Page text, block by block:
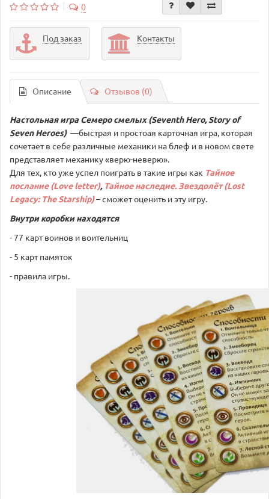
0
Под заказ Контакты
Описание Отзывов (0)
Настольная игра Семеро смелых (Seventh Hero,Story of
Seven Heroes) —быстрая и простоая карточная игра, которая
сочетает в себе различные механики на блеф и в новом свете
представляет механику «верю-неверю».
Для тех, кто уже успел поиграть в такие игры как Тайное
послание (Love letter), Тайное наследие. Звездолёт (Lost
Legacy: The Starship)– сможет оценить и эту игру.
Внутри коробки находятся
- 77 карт воинов и воительниц
- 5 карт памяток
- правила игры.